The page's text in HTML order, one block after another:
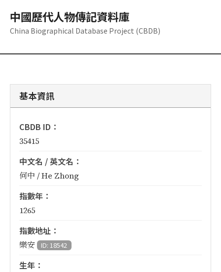
中國歷代人物傳記資料庫
China Biographical Database Project (CBDB)
基本資訊
CBDB ID：
35415
中文名 / 英文名：
何中 / He Zhong
指數年：
1265
指數地址：
樂安 ID: 18542
生年：